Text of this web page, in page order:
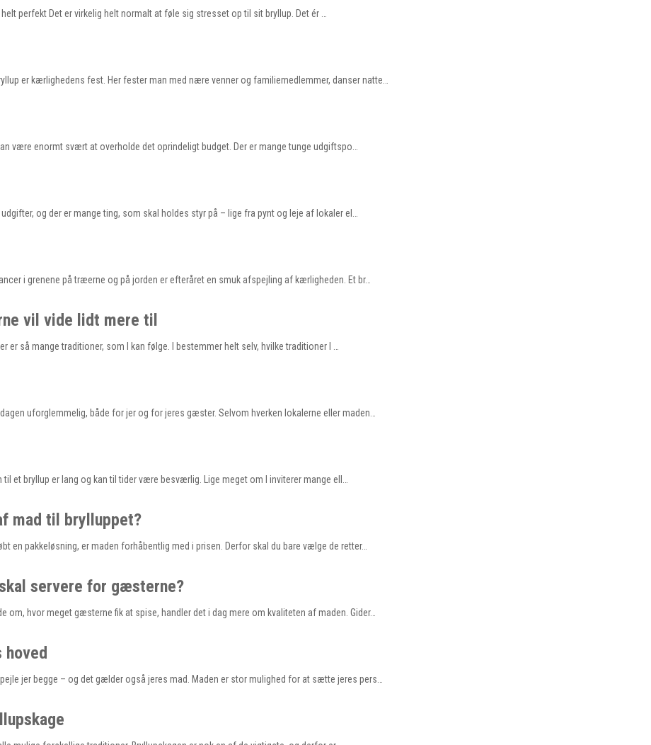
perfekt Det er virkelig helt normalt at føle sig stresset op til sit bryllup. Det ér …
er kærlighedens fest. Her fester man med nære venner og familiemedlemmer, danser natte…
være enormt svært at overholde det oprindeligt budget. Der er mange tunge udgiftspo…
og der er mange ting, som skal holdes styr på – lige fra pynt og leje af lokaler el…
i grenene på træerne og på jorden er efteråret en smuk afspejling af kærligheden. Et br…
vil vide lidt mere til
er så mange traditioner, som I kan følge. I bestemmer helt selv, hvilke traditioner I …
uforglemmelig, både for jer og for jeres gæster. Selvom hverken lokalerne eller maden…
et bryllup er lang og kan til tider være besværlig. Lige meget om I inviterer mange ell…
mad til brylluppet?
en pakkeløsning, er maden forhåbentlig med i prisen. Derfor skal du bare vælge de retter…
servere for gæsterne?
om, hvor meget gæsterne fik at spise, handler det i dag mere om kvaliteten af maden. Gider…
jer begge – og det gælder også jeres mad. Maden er stor mulighed for at sætte jeres pers…